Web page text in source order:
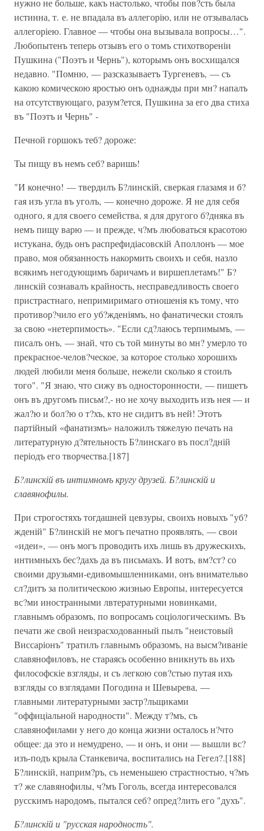
нужно не больше, какъ настолько, чтобы пов?сть была
истинна, т. е. не впадала въ аллегорію, или не отзывалась
аллегоріею. Главное — чтобы она вызывала вопросы…".
Любопытенъ теперь отзывъ его о томъ стихотвореніи
Пушкина ("Поэтъ и Чернь"), которымъ онъ восхищался
недавно. "Помню, — разсказываетъ Тургеневъ, — съ
какою комическою яростью онъ однажды при мн? напалъ
на отсутствующаго, разум?ется, Пушкина за его два стиха
въ "Поэтъ и Чернь" -
Печной горшокъ теб? дороже:
Ты пищу въ немъ себ? варишь!
"И конечно! — твердилъ Б?линскій, сверкая глазамя и б?
гая изъ угла въ уголъ, — конечно дороже. Я не для себя
одного, я для своего семейства, я для другого б?дняка въ
немъ пищу варю — и прежде, ч?мъ любоваться красотою
истукана, будь онъ распрефидіасовскій Аполлонъ — мое
право, моя обязанность накормить своихъ и себя, назло
всякимъ негодующимъ баричамъ и виршеплетамъ!" Б?
линскій сознавалъ крайность, несправедливость своего
пристрастнаго, непримиримаго отношенія къ тому, что
противор?чило его уб?жденіямъ, но фанатически стоялъ
за свою «нетерпимость». "Если сд?лаюсь терпимымъ, —
писалъ онъ, — знай, что съ той минуты во мн? умерло то
прекрасное-челов?ческое, за которое столько хорошихъ
людей любили меня больше, нежели сколько я стоилъ
того". "Я знаю, что сижу въ односторонности, — пишетъ
онъ въ другомъ письм?,- но не хочу выходить изъ нея — и
жал?ю и бол?ю о т?хъ, кто не сидитъ въ ней! Этотъ
партійный «фанатизмъ» наложилъ тяжелую печать на
литературную д?ятельность Б?линскаго въ посл?дній
періодъ его творчества.[187]
Б?линскій въ интимномъ кругу друзей. Б?линскій и
славянофилы.
При строгостяхъ тогдашней цевзуры, своихъ новыхъ "уб?
жденій" Б?линскій не могъ печатно проявлять, — свои
«идеи», — онъ могъ проводить ихъ лишь въ дружескихъ,
интимныхъ бес?дахъ да въ письмахъ. И вотъ, вм?ст? со
своими друзьями-едивомышленниками, онъ внимательво
сл?дитъ за политическою жизнью Европы, интересуется
вс?ми иностранными лвтературными новинками,
главнымъ образомъ, по вопросамъ соціологическимъ. Въ
печати же свой неизрасходованный пылъ "неистовый
Виссаріонъ" тратилъ главнымъ образомъ, на высм?иваніе
славянофиловъ, не стараясь особенно вникнуть вь ихъ
философскіе взгляды, и съ легкою сов?стью путая ихъ
взгляды со взглядами Погодина и Шевырева, —
главными литературными застр?льщиками
"оффиціальной народности". Между т?мъ, съ
славянофилами y него до конца жизни осталось н?что
общее: да это и немудрено, — и онъ, и они — вышли вс?
изъ-подъ крыла Станкевича, воспитались на Гегел?.[188]
Б?линскій, наприм?ръ, съ неменьшею страстностью, ч?мъ
т? же славянофилы, ч?мъ Гоголь, всегда интересовался
русскимъ народомъ, пытался себ? опред?лить его "духъ".
Б?линскій и "русская народность".